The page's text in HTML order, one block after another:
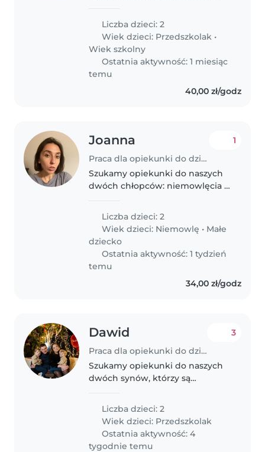
Nasze dzieci są energiczne,
sportowe i bardzo gadułe.
Chcielibyśmy, aby opiekunka
była komfortowo..
Liczba dzieci: 2
Wiek dzieci: Przedszkolak •
Wiek szkolny
Ostatnia aktywność: 1 miesiąc
temu
40,00 zł/godz
Joanna
Praca dla opiekunki do dziecka w Świebodzice
1
Szukamy opiekunki do naszych
dwóch chłopców: niemowlęcia i
gadatliwe, inteligentne i pełne
energii. Mieszkamy w domu z
psem, więc ważne, abyście się z
nim..
Liczba dzieci: 2
Wiek dzieci: Niemowlę • Małe
dziecko
Ostatnia aktywność: 1 tydzień
temu
34,00 zł/godz
Dawid
Praca dla opiekunki do dziecka w Jaktorów
3
Szukamy opiekunki do naszych
dwóch synów, którzy są
Nasza rodzina mieszka w domu
mamy 3 psy z czego jeden
mieszka w domu więc musisz
być komfortowa..
Liczba dzieci: 2
Wiek dzieci: Przedszkolak
Ostatnia aktywność: 4
tygodnie temu